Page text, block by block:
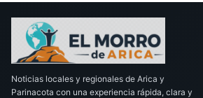
Noticias locales y regionales de Arica y
Parinacota con una experiencia rápida, clara y